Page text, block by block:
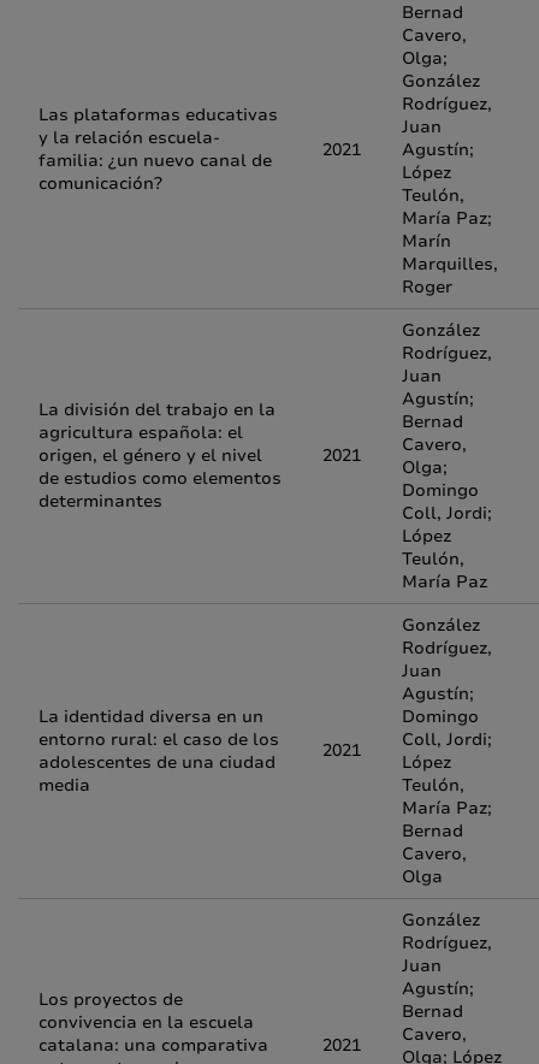
Las plataformas educativas
y la relación escuela-
familia: ¿un nuevo canal de
comunicación?
2021
Bernad
Cavero,
Olga;
González
Rodríguez,
Juan
Agustín;
López
Teulón,
María Paz;
Marín
Marquilles,
Roger
La división del trabajo en la
agricultura española: el
origen, el género y el nivel
de estudios como elementos
determinantes
2021
González
Rodríguez,
Juan
Agustín;
Bernad
Cavero,
Olga;
Domingo
Coll, Jordi;
López
Teulón,
María Paz
La identidad diversa en un
entorno rural: el caso de los
adolescentes de una ciudad
media
2021
González
Rodríguez,
Juan
Agustín;
Domingo
Coll, Jordi;
López
Teulón,
María Paz;
Bernad
Cavero,
Olga
Los proyectos de
convivencia en la escuela
catalana: una comparativa
2021
González
Rodríguez,
Juan
Agustín;
Bernad
Cavero,
Olga; López